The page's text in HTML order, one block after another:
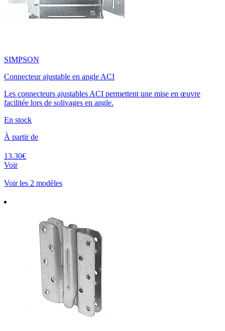
SIMPSON
Connecteur ajustable en angle ACI
Les connecteurs ajustables ACI permettent une mise en œuvre
facilitée lors de solivages en angle.
En stock
À partir de
13.30€
Voir
Voir les 2 modèles